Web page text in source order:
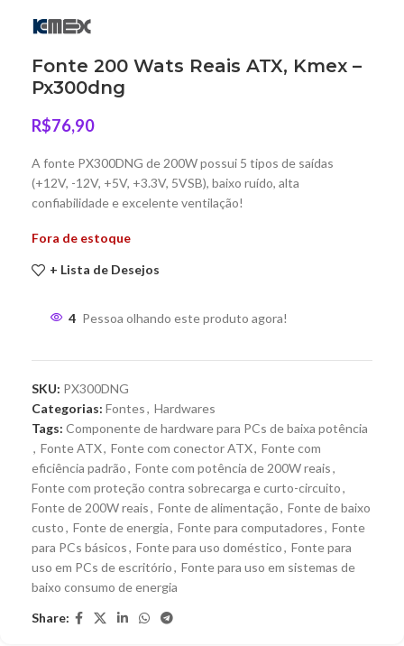
Fonte 200 Wats Reais ATX, Kmex –
Px300dng
R$76,90
A fonte PX300DNG de 200W possui 5 tipos de saídas
(+12V, -12V, +5V, +3.3V, 5VSB), baixo ruído, alta
confiabilidade e excelente ventilação!
Fora de estoque
+ Lista de Desejos
4 Pessoa olhando este produto agora!
SKU: PX300DNG
Categorias: Fontes, Hardwares
Tags: Componente de hardware para PCs de baixa potência
, Fonte ATX, Fonte com conector ATX, Fonte com
eficiência padrão, Fonte com potência de 200W reais,
Fonte com proteção contra sobrecarga e curto-circuito,
Fonte de 200W reais, Fonte de alimentação, Fonte de baixo
custo, Fonte de energia, Fonte para computadores, Fonte
para PCs básicos, Fonte para uso doméstico, Fonte para
uso em PCs de escritório, Fonte para uso em sistemas de
baixo consumo de energia
Share: